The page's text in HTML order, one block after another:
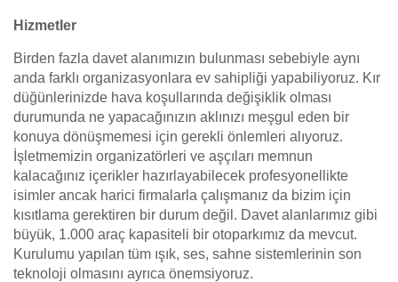
Hizmetler
Birden fazla davet alanımızın bulunması sebebiyle aynı
anda farklı organizasyonlara ev sahipliği yapabiliyoruz. Kır
düğünlerinizde hava koşullarında değişiklik olması
durumunda ne yapacağınızın aklınızı meşgul eden bir
konuya dönüşmemesi için gerekli önlemleri alıyoruz.
İşletmemizin organizatörleri ve aşçıları memnun
kalacağınız içerikler hazırlayabilecek profesyonellikte
isimler ancak harici firmalarla çalışmanız da bizim için
kısıtlama gerektiren bir durum değil. Davet alanlarımız gibi
büyük, 1.000 araç kapasiteli bir otoparkımız da mevcut.
Kurulumu yapılan tüm ışık, ses, sahne sistemlerinin son
teknoloji olmasını ayrıca önemsiyoruz.